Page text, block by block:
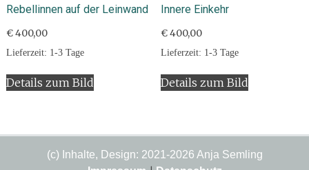
Rebellinnen auf der Leinwand
€400,00
Lieferzeit: 1-3 Tage
Details zum Bild
Innere Einkehr
€400,00
Lieferzeit: 1-3 Tage
Details zum Bild
(c) Inhalte, Design: 2021-2026 Anja Semling